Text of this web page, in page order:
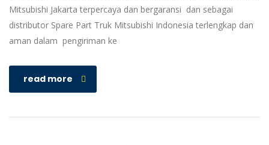
Mitsubishi Jakarta terpercaya dan bergaransi dan sebagai
distributor Spare Part Truk Mitsubishi Indonesia terlengkap dan
aman dalam pengiriman ke
read more